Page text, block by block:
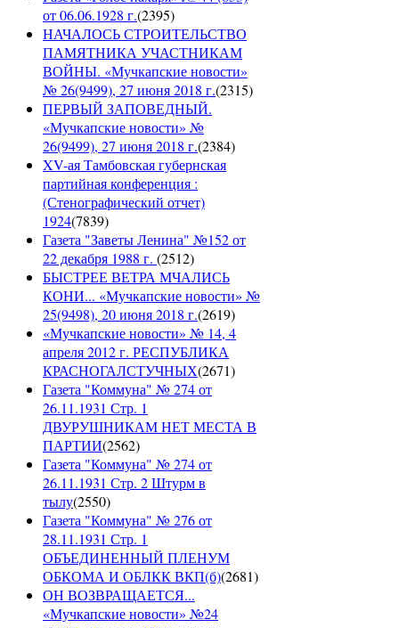
от 06.06.1928 г.(2395)
НАЧАЛОСЬ СТРОИТЕЛЬСТВО
ПАМЯТНИКА УЧАСТНИКАМ
ВОЙНЫ. «Мучкапские новости»
№ 26(9499), 27 июня 2018 г.(2315)
ПЕРВЫЙ ЗАПОВЕДНЫЙ.
«Мучкапские новости» №
26(9499), 27 июня 2018 г.(2384)
XV-ая Тамбовская губернская
партийная конференция :
(Стенографический отчет)
1924(7839)
Газета "Заветы Ленина" №152 от
22 декабря 1988 г. (2512)
БЫСТРЕЕ ВЕТРА МЧАЛИСЬ
КОНИ... «Мучкапские новости» №
25(9498), 20 июня 2018 г.(2619)
«Мучкапские новости» № 14, 4
апреля 2012 г. РЕСПУБЛИКА
КРАСНОГАЛСТУЧНЫХ(2671)
Газета "Коммуна" № 274 от
26.11.1931 Стр. 1
ДВУРУШНИКАМ НЕТ МЕСТА В
ПАРТИИ(2562)
Газета "Коммуна" № 274 от
26.11.1931 Стр. 2 Штурм в
тылу(2550)
Газета "Коммуна" № 276 от
28.11.1931 Стр. 1
ОБЪЕДИНЕННЫЙ ПЛЕНУМ
ОБКОМА И ОБЛКК ВКП(б)(2681)
ОН ВОЗВРАЩАЕТСЯ...
«Мучкапские новости» №24